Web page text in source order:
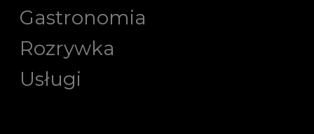
Gastronomia
Rozrywka
Usługi